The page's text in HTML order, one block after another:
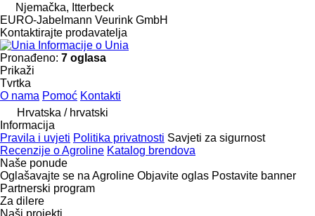
Njemačka, Itterbeck
EURO-Jabelmann Veurink GmbH
Kontaktirajte prodavatelja
Informacije o Unia
Pronađeno: 7 oglasa
Prikaži
Tvrtka
O nama Pomoć Kontakti
Hrvatska / hrvatski
Informacija
Pravila i uvjeti Politika privatnosti Savjeti za sigurnost
Recenzije o Agroline Katalog brendova
Naše ponude
Oglašavajte se na Agroline Objavite oglas Postavite banner
Partnerski program
Za dilere
Naši projekti